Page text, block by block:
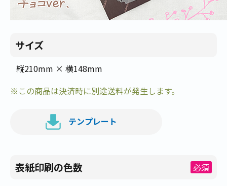
サイズ
縦210mm × 横148mm
※この商品は決済時に別途送料が発生します。
テンプレート
表紙印刷の色数
必須